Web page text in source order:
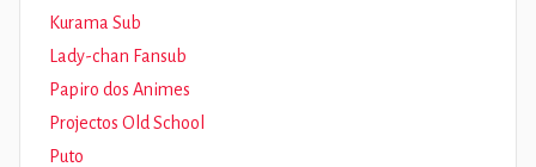
Kurama Sub
Lady-chan Fansub
Papiro dos Animes
Projectos Old School
Puto